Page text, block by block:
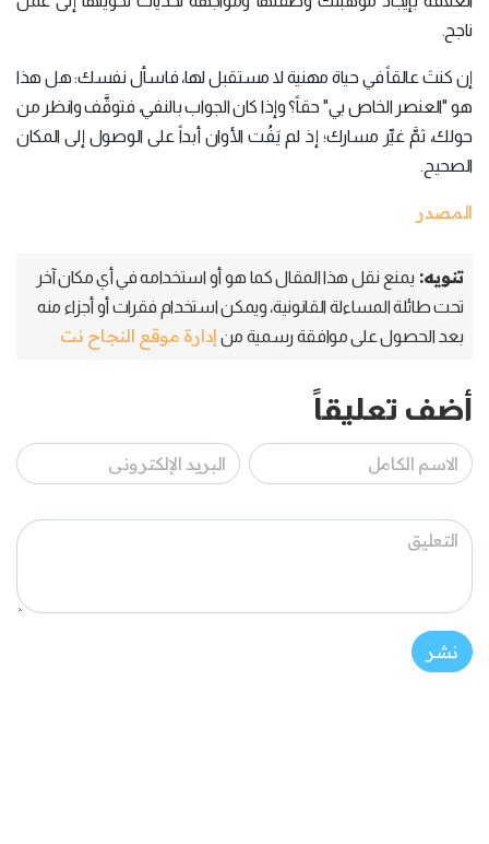
ناجح.
إن كنتَ عالقاً في حياة مهنية لا مستقبل لها، فاسأل نفسك: هل هذا
هو "العنصر الخاص بي" حقاً؟ وإذا كان الجواب بالنفي، فتوقَّف وانظر من
حولك، ثمَّ غيِّر مسارك؛ إذ لم يَفُت الأوان أبداً على الوصول إلى المكان
الصحيح.
المصدر
تنويه: يمنع نقل هذا المقال كما هو أو استخدامه في أي مكان آخر
تحت طائلة المساءلة القانونية، ويمكن استخدام فقرات أو أجزاء منه
بعد الحصول على موافقة رسمية من إدارة موقع النجاح نت
أضف تعليقاً
نشر